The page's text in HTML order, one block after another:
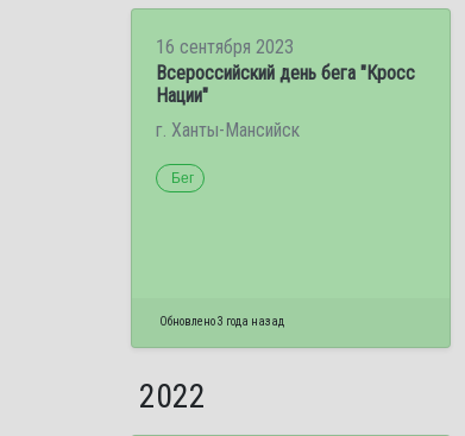
16 сентября 2023
Всероссийский день бега "Кросс
Нации"
г. Ханты-Мансийск
Бег
Обновлено 3 года назад
2022